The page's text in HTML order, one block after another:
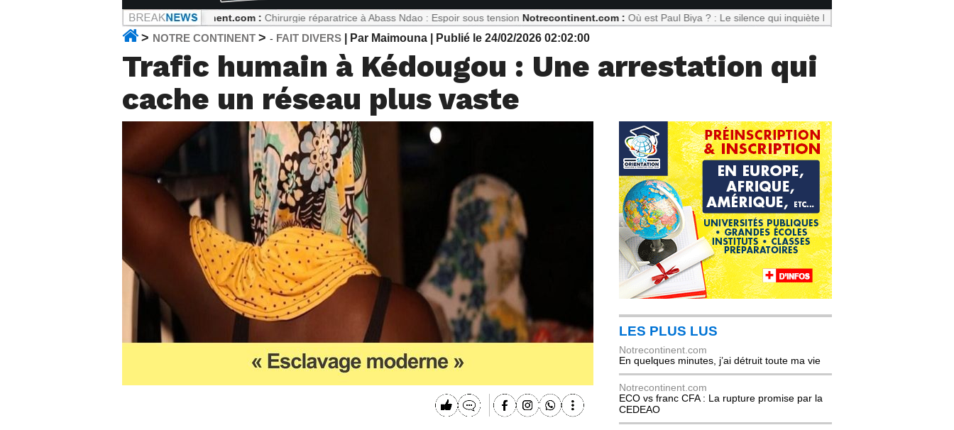
Notrecontinent.com : Chirurgie réparatrice à Abass Ndao : Espoir sous tension Notrecontinent.com : Où est Paul Biya ? : Le silence qui inquiète le Cameroun
> NOTRE CONTINENT > - FAIT DIVERS | Par Maimouna | Publié le 24/02/2026 02:02:00
Trafic humain à Kédougou : Une arrestation qui
cache un réseau plus vaste
LES PLUS LUS
Notrecontinent.com
En quelques minutes, j’ai détruit toute ma vie
Notrecontinent.com
ECO vs franc CFA : La rupture promise par la
CEDEAO